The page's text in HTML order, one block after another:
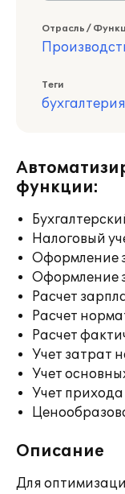
Отрасль /
Теги
бухгалтерия
функции:
Налоговый
Оформление
Оформление
Расчет
Расчет
Расчет
Учет затрат
Учет
Учет
Описание
Для